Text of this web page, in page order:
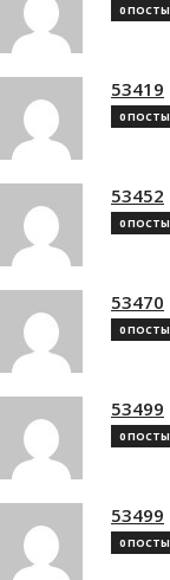
0 ПОСТЫ
53419
0 ПОСТЫ
53452
0 ПОСТЫ
53470
0 ПОСТЫ
53499
0 ПОСТЫ
53499
0 ПОСТЫ